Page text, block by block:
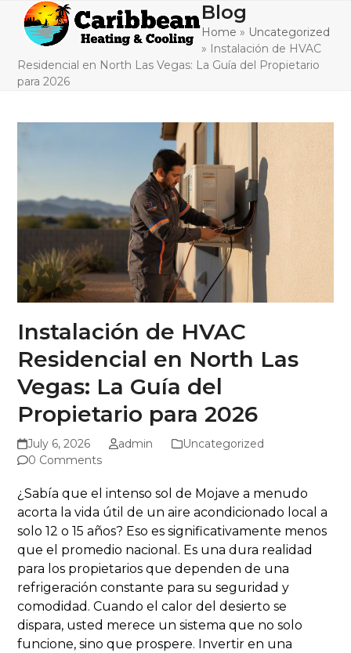
content
Open
mobile
menu
Close
mobile
menu
Blog
Home » Uncategorized
» Instalación de HVAC
Residencial en North Las Vegas: La Guía del Propietario
para 2026
Instalación de HVAC
Residencial en North Las
Vegas: La Guía del
Propietario para 2026
July 6, 2026 admin
Uncategorized
0 Comments
¿Sabía que el intenso sol de Mojave a menudo
acorta la vida útil de un aire acondicionado local a
solo 12 o 15 años? Eso es significativamente menos
que el promedio nacional. Es una dura realidad
para los propietarios que dependen de una
refrigeración constante para su seguridad y
comodidad. Cuando el calor del desierto se
dispara, usted merece un sistema que no solo
funcione, sino que prospere. Invertir en una